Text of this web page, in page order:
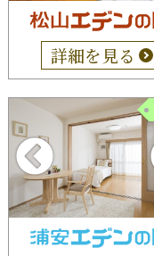
詳細を見る